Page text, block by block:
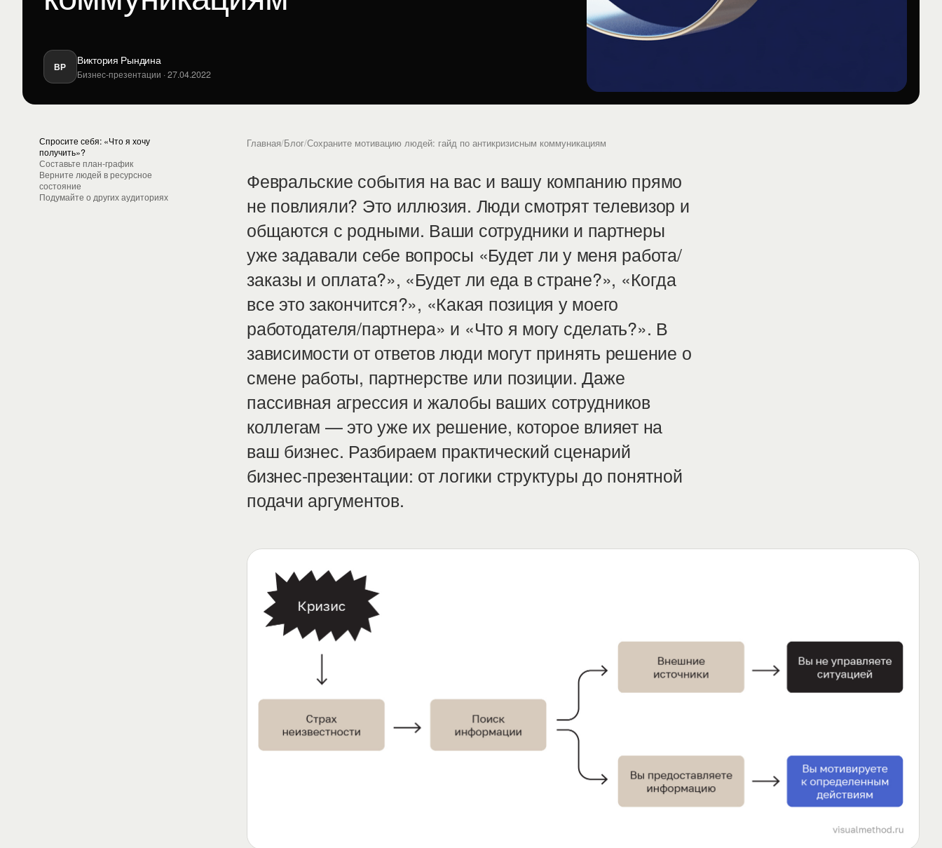
ВР Виктория Рындина
Бизнес-презентации · 27.04.2022
Спросите себя: «Что я хочу
получить»?
Составьте план-график
Верните людей в ресурсное
состояние
Подумайте о других аудиториях
Главная/Блог/Сохраните мотивацию людей: гайд по антикризисным коммуникациям
Февральские события на вас и вашу компанию прямо
не повлияли? Это иллюзия. Люди смотрят телевизор и
общаются с родными. Ваши сотрудники и партнеры
уже задавали себе вопросы «Будет ли у меня работа/
заказы и оплата?», «Будет ли еда в стране?», «Когда
все это закончится?», «Какая позиция у моего
работодателя/партнера» и «Что я могу сделать?». В
зависимости от ответов люди могут принять решение о
смене работы, партнерстве или позиции. Даже
пассивная агрессия и жалобы ваших сотрудников
коллегам — это уже их решение, которое влияет на
ваш бизнес. Разбираем практический сценарий
бизнес-презентации: от логики структуры до понятной
подачи аргументов.